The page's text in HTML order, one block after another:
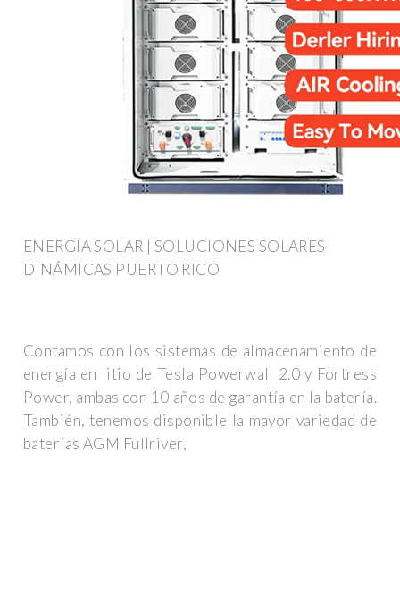
ENERGÍA SOLAR | SOLUCIONES SOLARES
DINÁMICAS PUERTO RICO
Contamos con los sistemas de almacenamiento de
energía en litio de Tesla Powerwall 2.0 y Fortress
Power, ambas con 10 años de garantía en la batería.
También, tenemos disponible la mayor variedad de
baterías AGM Fullriver,